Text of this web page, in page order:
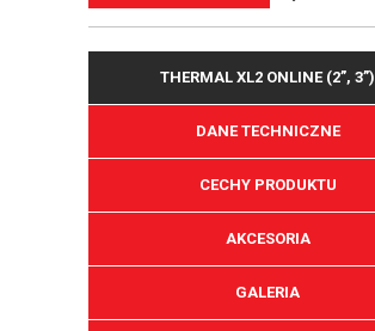
THERMAL XL2 ONLINE (2”, 3”)
DANE TECHNICZNE
CECHY PRODUKTU
AKCESORIA
GALERIA